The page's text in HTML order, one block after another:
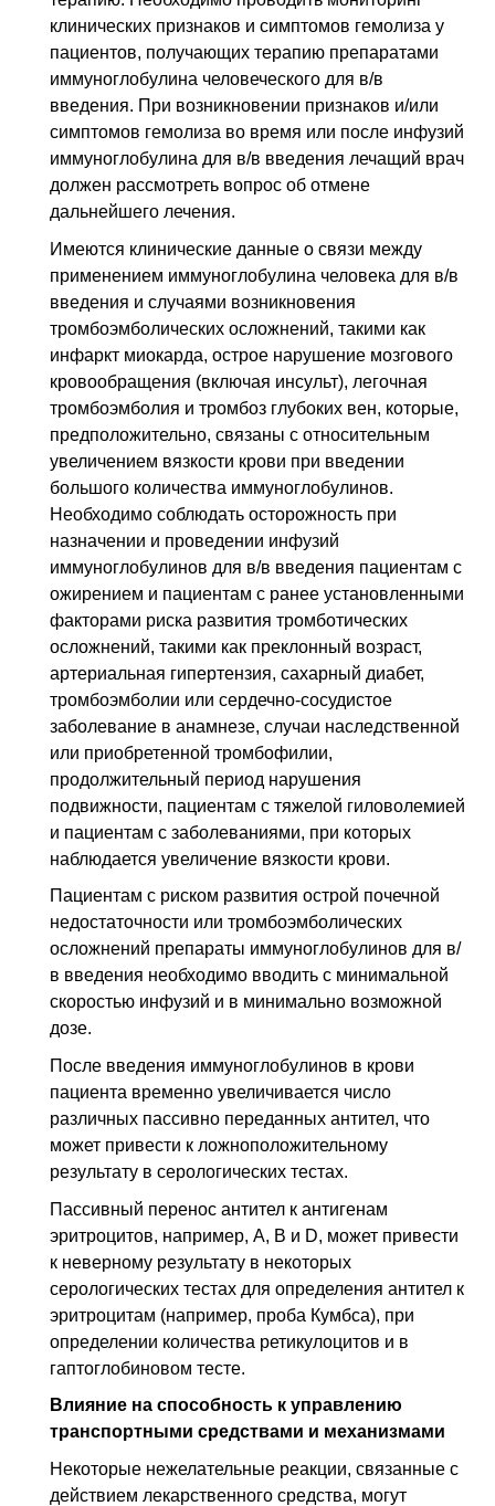
клинических признаков и симптомов гемолиза у
пациентов, получающих терапию препаратами
иммуноглобулина человеческого для в/в
введения. При возникновении признаков и/или
симптомов гемолиза во время или после инфузий
иммуноглобулина для в/в введения лечащий врач
должен рассмотреть вопрос об отмене
дальнейшего лечения.
Имеются клинические данные о связи между
применением иммуноглобулина человека для в/в
введения и случаями возникновения
тромбоэмболических осложнений, такими как
инфаркт миокарда, острое нарушение мозгового
кровообращения (включая инсульт), легочная
тромбоэмболия и тромбоз глубоких вен, которые,
предположительно, связаны с относительным
увеличением вязкости крови при введении
большого количества иммуноглобулинов.
Необходимо соблюдать осторожность при
назначении и проведении инфузий
иммуноглобулинов для в/в введения пациентам с
ожирением и пациентам с ранее установленными
факторами риска развития тромботических
осложнений, такими как преклонный возраст,
артериальная гипертензия, сахарный диабет,
тромбоэмболии или сердечно-сосудистое
заболевание в анамнезе, случаи наследственной
или приобретенной тромбофилии,
продолжительный период нарушения
подвижности, пациентам с тяжелой гиловолемией
и пациентам с заболеваниями, при которых
наблюдается увеличение вязкости крови.
Пациентам с риском развития острой почечной
недостаточности или тромбоэмболических
осложнений препараты иммуноглобулинов для в/
в введения необходимо вводить с минимальной
скоростью инфузий и в минимально возможной
дозе.
После введения иммуноглобулинов в крови
пациента временно увеличивается число
различных пассивно переданных антител, что
может привести к ложноположительному
результату в серологических тестах.
Пассивный перенос антител к антигенам
эритроцитов, например, А, В и D, может привести
к неверному результату в некоторых
серологических тестах для определения антител к
эритроцитам (например, проба Кумбса), при
определении количества ретикулоцитов и в
гаптоглобиновом тесте.
Влияние на способность к управлению
транспортными средствами и механизмами
Некоторые нежелательные реакции, связанные с
действием лекарственного средства, могут